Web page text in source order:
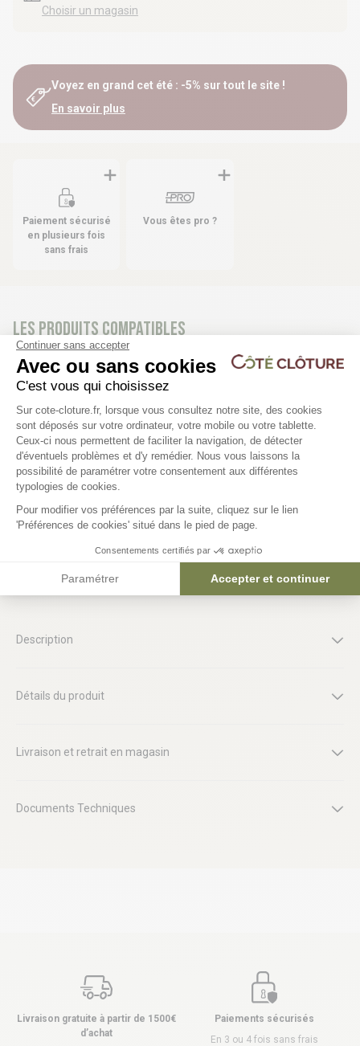
Choisir un magasin
Voyez en grand cet été : -5% sur tout le site !
En savoir plus
Paiement sécurisé
en plusieurs fois
sans frais
Vous êtes pro ?
Les produits compatibles
Poteau béton départ - H 2m80
80,60 €
2m80
69,60 €
Le produit en détail
Description
Détails du produit
Livraison et retrait en magasin
Documents Techniques
Livraison gratuite à partir de 1500€
d’achat
Paiements sécurisés
En 3 ou 4 fois sans frais
Continuer sans accepter
Avec ou sans cookies
C'est vous qui choisissez
Plateforme de Gestion du
Sur cote-cloture.fr, lorsque vous consultez notre site, des cookies
sont déposés sur votre ordinateur, votre mobile ou votre tablette.
Ceux-ci nous permettent de faciliter la navigation, de détecter
d'éventuels problèmes et d'y remédier. Nous vous laissons la
possibilité de paramétrer votre consentement aux différentes
typologies de cookies.
Pour modifier vos préférences par la suite, cliquez sur le lien
'Préférences de cookies' situé dans le pied de page.
Consentements certifiés par
Paramétrer Accepter et continuer
Axeptio consent